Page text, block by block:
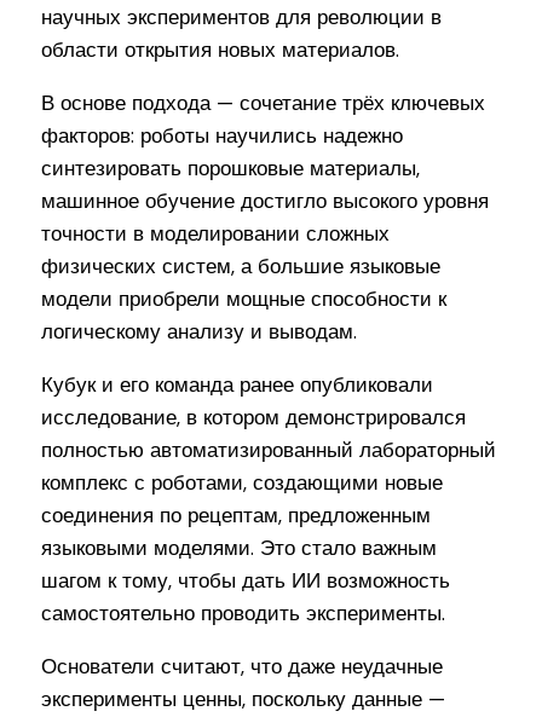
научных экспериментов для революции в
области открытия новых материалов.
В основе подхода — сочетание трёх ключевых
факторов: роботы научились надежно
синтезировать порошковые материалы,
машинное обучение достигло высокого уровня
точности в моделировании сложных
физических систем, а большие языковые
модели приобрели мощные способности к
логическому анализу и выводам.
Кубук и его команда ранее опубликовали
исследование, в котором демонстрировался
полностью автоматизированный лабораторный
комплекс с роботами, создающими новые
соединения по рецептам, предложенным
языковыми моделями. Это стало важным
шагом к тому, чтобы дать ИИ возможность
самостоятельно проводить эксперименты.
Основатели считают, что даже неудачные
эксперименты ценны, поскольку данные —